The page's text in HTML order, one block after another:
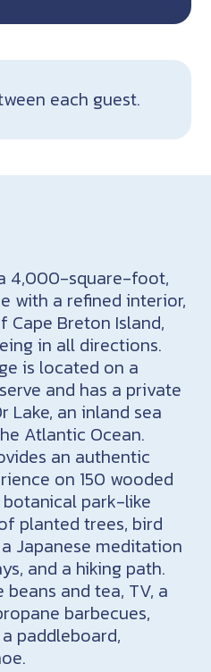
each guest.
4,000-square-foot,
with a refined interior,
Breton Island,
in all directions.
is located on a
and has a private
Lake, an inland sea
Atlantic Ocean.
an authentic
on 150 wooded
park-like
planted trees, bird
Japanese meditation
and a hiking path.
and tea, TV, a
barbecues,
paddleboard,